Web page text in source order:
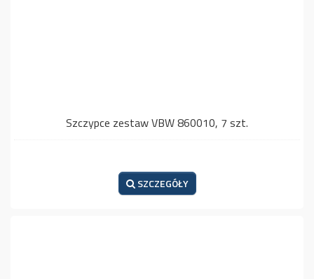
Szczypce zestaw VBW 860010, 7 szt.
SZCZEGÓŁY